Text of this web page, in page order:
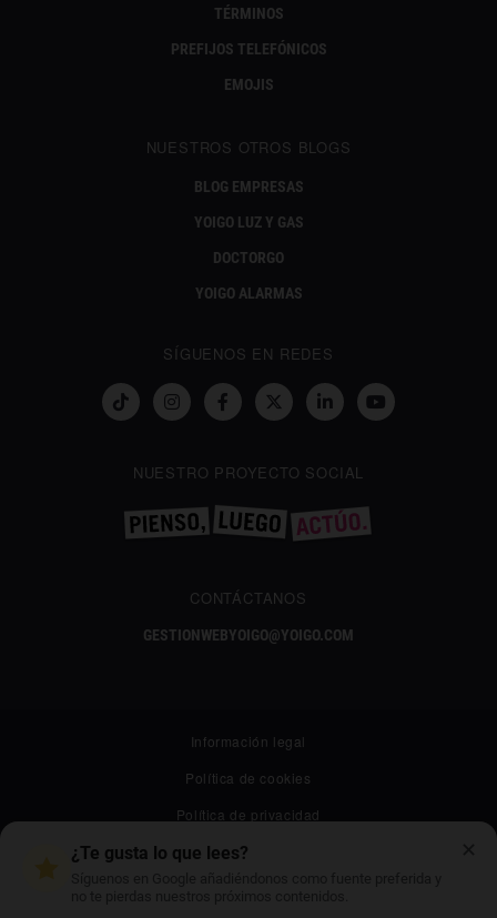
TÉRMINOS
PREFIJOS TELEFÓNICOS
EMOJIS
NUESTROS OTROS BLOGS
BLOG EMPRESAS
YOIGO LUZ Y GAS
DOCTORGO
YOIGO ALARMAS
SÍGUENOS EN REDES
NUESTRO PROYECTO SOCIAL
CONTÁCTANOS
GESTIONWEBYOIGO@YOIGO.COM
Información legal
Política de cookies
Política de privacidad
Canal ético
¿Te gusta lo que lees?